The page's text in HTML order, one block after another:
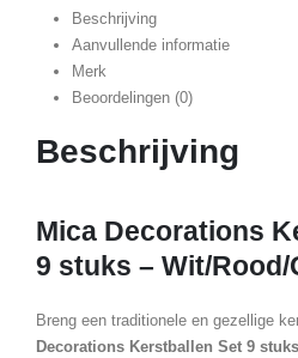
Beschrijving
Aanvullende informatie
Merk
Beoordelingen (0)
Beschrijving
Mica Decorations
9 stuks – Wit/
Breng een traditionele en gezellige
Decorations Kerstballen Set 9